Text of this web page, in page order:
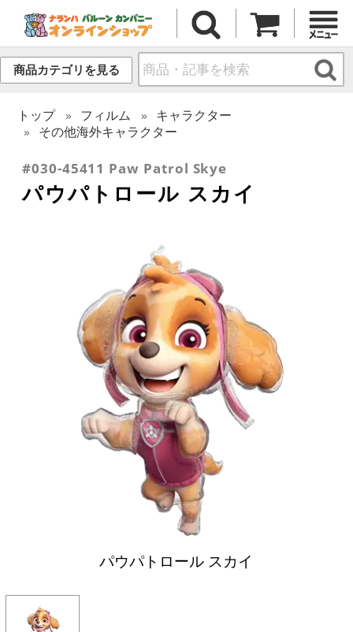
商品カテゴリを見る
トップ フィルム
キャラクター
その他海外キャラクター
#030-45411 Paw Patrol Skye
パウパトロール スカイ
パウパトロール スカイ